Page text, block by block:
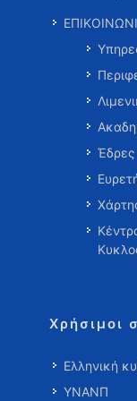
Χρήσιμοι
Ελληνική
ΥΝΑΝΠ